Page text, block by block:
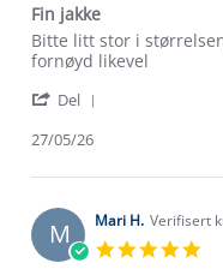
Fin jakke
Review
by
S.
27
2026
review
stating
jakke
Bitte litt stor i
fornøyd likevel
Del
Tone
on
27
May
27/05/26
M Mari H. Verifisert